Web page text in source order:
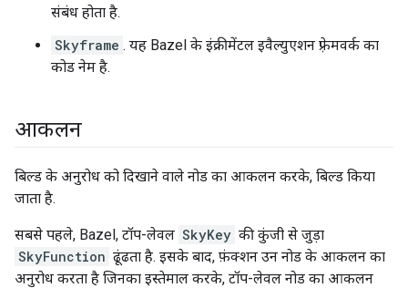
संबंध होता है.
Skyframe . यह Bazel के इंक्रीमेंटल इवैल्युएशन फ़्रेमवर्क का
कोड नेम है.
आकलन
बिल्ड के अनुरोध को दिखाने वाले नोड का आकलन करके, बिल्ड किया
जाता है.
सबसे पहले, Bazel, टॉप-लेवल SkyKey की कुंजी से जुड़ा
SkyFunction ढूंढता है. इसके बाद, फ़ंक्शन उन नोड के आकलन का
अनुरोध करता है जिनका इस्तेमाल करके, टॉप-लेवल नोड का आकलन